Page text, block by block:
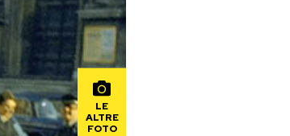
LE
ALTRE
FOTO